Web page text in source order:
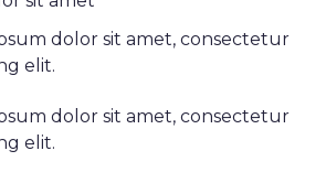
dolor sit amet, consectetur
elit.
dolor sit amet, consectetur
elit.